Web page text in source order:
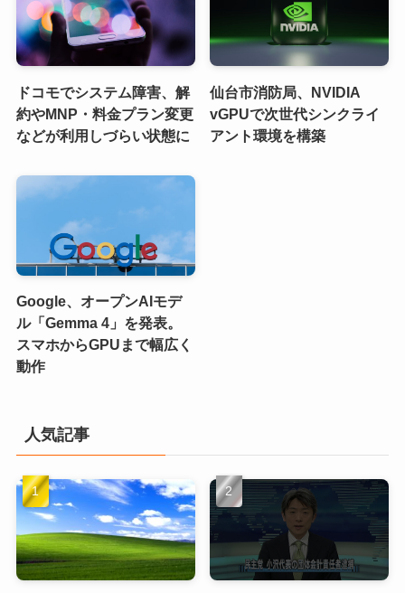
ドコモでシステム障害、解
約やMNP・料金プラン変更
などが利用しづらい状態に
仙台市消防局、NVIDIA
vGPUで次世代シンクライ
アント環境を構築
Google、オープンAIモデ
ル「Gemma 4」を発表。
スマホからGPUまで幅広く
動作
人気記事